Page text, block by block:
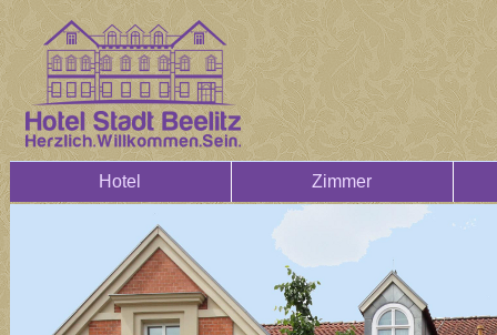
Hotel Zimmer